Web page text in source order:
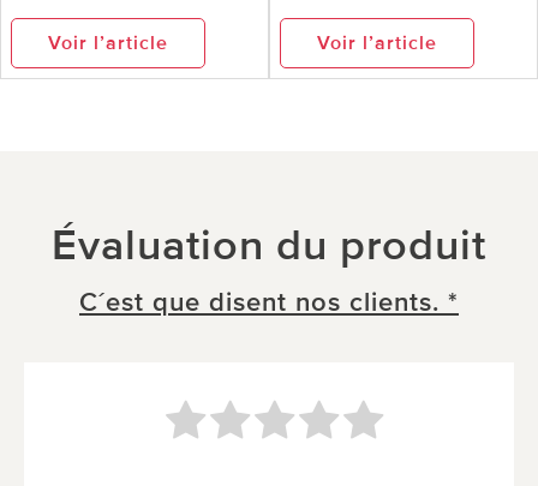
Voir l’article Voir l’article
Évaluation du produit
C´est que disent nos clients. *